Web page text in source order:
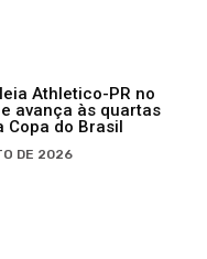
Athletico-PR no
avança às quartas
Copa do Brasil
DE 2026